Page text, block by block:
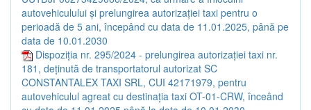
autovehiculului și prelungirea autorizației taxi pentru o
perioadă de 5 ani, începând cu data de 11.01.2025, până pe
data de 10.01.2030
Dispoziția nr. 295/2024 - prelungirea autorizației taxi nr.
181, deținută de transportatorul autorizat SC
CONSTANTALEX TAXI SRL, CUI 42171979, pentru
autovehiculul agreat cu destinația taxi OT-01-CRW, înceând